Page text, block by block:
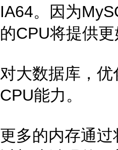
IA64。因为
的CPU将提供
对大数据库，
CPU能力。
更多的内存通